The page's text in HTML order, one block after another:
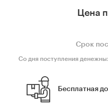
Цена
Срок
Со дня поступления
Бесплатная